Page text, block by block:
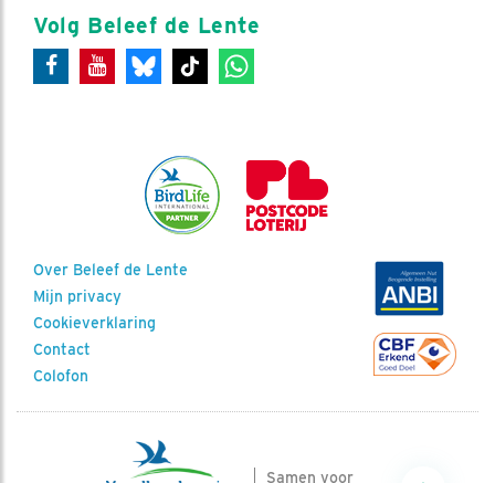
Volg Beleef de Lente
Over Beleef de Lente
Mijn privacy
Cookieverklaring
Contact
Colofon
Samen voor